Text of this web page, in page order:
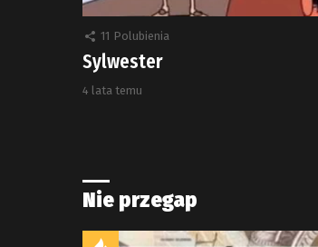
11 Polubienia
Sylwester
4 lata temu
Nie przegap